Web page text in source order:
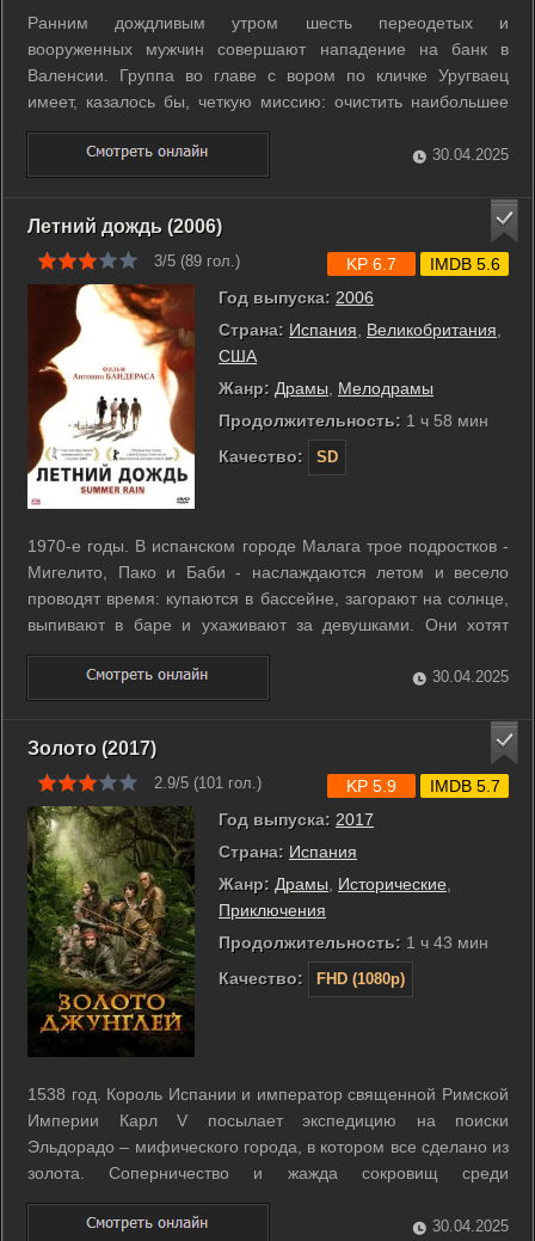
Ранним дождливым утром шесть переодетых и
вооруженных мужчин совершают нападение на банк в
Валенсии. Группа во главе с вором по кличке Уругваец
имеет, казалось бы, четкую миссию: очистить наибольшее
количество сейфов и выкопать через один из офисов банка
туннель к заброшенной линии метро. Но детали этого
ограбления приводят в движение элиту ...
30.04.2025
Летний дождь (2006)
3/5 (89 гол.)
Год выпуска: 2006
Страна: Испания Великобритания
США
Жанр: Драмы
Мелодрамы
Продолжительность: 1 ч 58 мин
Качество:
SD
KP 6.7 IMDB 5.6
1970-е годы. В испанском городе Малага трое подростков -
Мигелито, Пако и Баби - наслаждаются летом и весело
проводят время: купаются в бассейне, загорают на солнце,
выпивают в баре и ухаживают за девушками. Они хотят
познать все прелести жизни и ни в чем себе не отказывать.
Но наряду с радостными событиями, их ждут серьезные
трудности и первые ...
30.04.2025
Золото (2017)
2.9/5 (101 гол.)
Год выпуска: 2017
Страна: Испания
Жанр: Драмы, Исторические,
Приключения
Продолжительность: 1 ч 43 мин
Качество:
FHD (1080p)
KP 5.9 IMDB 5.7
1538 год. Король Испании и император священной Римской
Империи Карл V посылает экспедицию на поиски
Эльдорадо – мифического города, в котором все сделано из
золота. Соперничество и жажда сокровищ среди
конкистадоров могут оказаться куда опасней, чем джунгли и
туземцы. ...
30.04.2025